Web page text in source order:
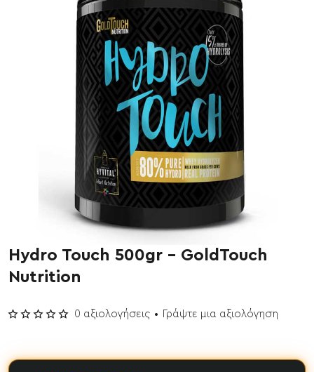
Έχει εξαντληθεί
Hydro Touch 500gr - GoldTouch
Nutrition
0 αξιολογήσεις • Γράψτε μια αξιολόγηση